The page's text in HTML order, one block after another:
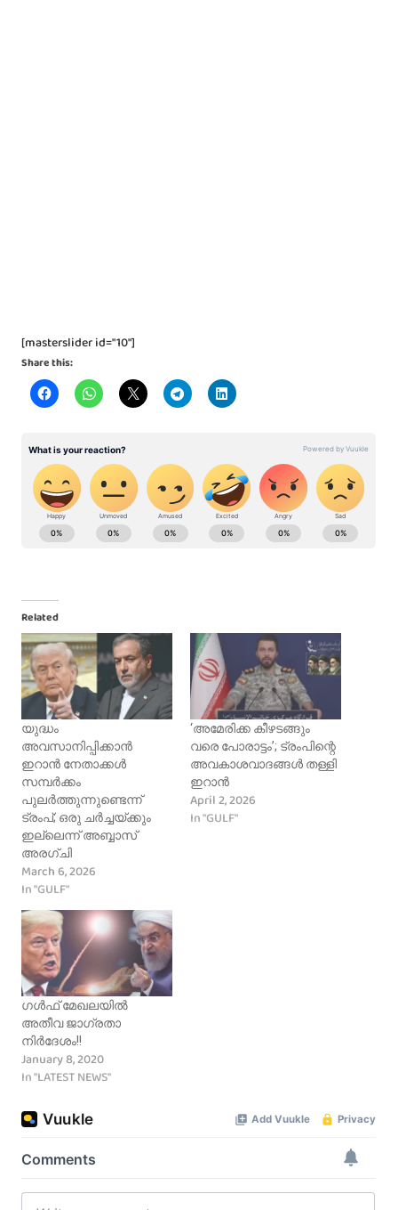
[masterslider id="10"]
Share this:
Related
യുദ്ധം
അവസാനിപ്പിക്കാൻ
ഇറാൻ നേതാക്കൾ
സമ്പർക്കം
പുലർത്തുന്നുണ്ടെന്ന്
ട്രംപ്; ഒരു ചർച്ചയ്ക്കും
ഇല്ലെന്ന് അബ്ബാസ്
അരഗ്ചി
March 6, 2026
In "GULF"
‘അമേരിക്ക കീഴടങ്ങും
വരെ പോരാട്ടം’; ട്രംപിന്റെ
അവകാശവാദങ്ങൾ തള്ളി
ഇറാൻ
April 2, 2026
In "GULF"
ഗൾഫ് മേഖലയിൽ
അതീവ ജാഗ്രതാ
നിർദേശം!!
January 8, 2020
In "LATEST NEWS"